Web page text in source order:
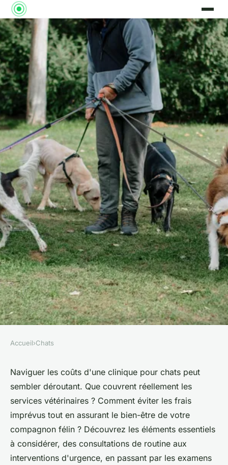
Comprendre les coûts d'une
clinique pour chats
admin•17 octobre 2024•6 min de lecture
Accueil›Chats
Naviguer les coûts d'une clinique pour chats peut
sembler déroutant. Que couvrent réellement les
services vétérinaires ? Comment éviter les frais
imprévus tout en assurant le bien-être de votre
compagnon félin ? Découvrez les éléments essentiels
à considérer, des consultations de routine aux
interventions d'urgence, en passant par les examens